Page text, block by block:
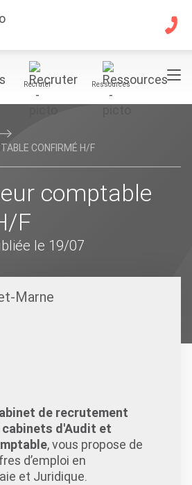
Recruter Ressources
CONFIRMÉ H/F
comptable
F
le 19/07
Marne
de recrutement
d'Audit et
, vous propose de
d’emploi en
et Juridique.